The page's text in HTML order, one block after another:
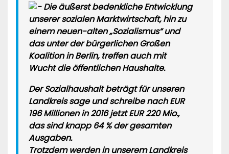
Die äußerst bedenkliche Entwicklung
unserer sozialen Marktwirtschaft, hin zu
einem neuen-alten „Sozialismus“ und
das unter der bürgerlichen Großen
Koalition in Berlin, treffen auch mit
Wucht die öffentlichen Haushalte.
Der Sozialhaushalt beträgt für unseren
Landkreis sage und schreibe nach EUR
196 Millionen in 2016 jetzt EUR 220 Mio.,
das sind knapp 64 % der gesamten
Ausgaben.
Trotzdem werden in unserem Landkreis